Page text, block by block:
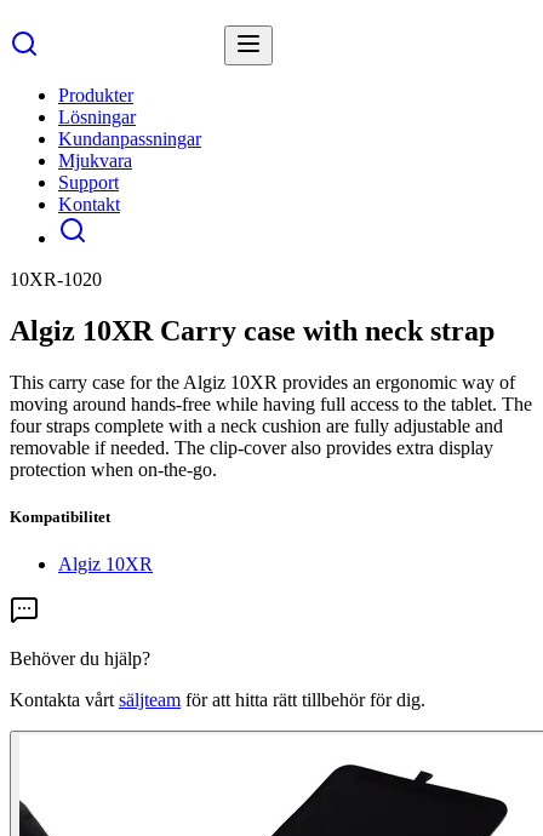
Produkter
Lösningar
Kundanpassningar
Mjukvara
Support
Kontakt
10XR-1020
Algiz 10XR Carry case with neck strap
This carry case for the Algiz 10XR provides an ergonomic way of
moving around hands-free while having full access to the tablet. The
four straps complete with a neck cushion are fully adjustable and
removable if needed. The clip-cover also provides extra display
protection when on-the-go.
Kompatibilitet
Algiz 10XR
Behöver du hjälp?
Kontakta vårt säljteam för att hitta rätt tillbehör för dig.